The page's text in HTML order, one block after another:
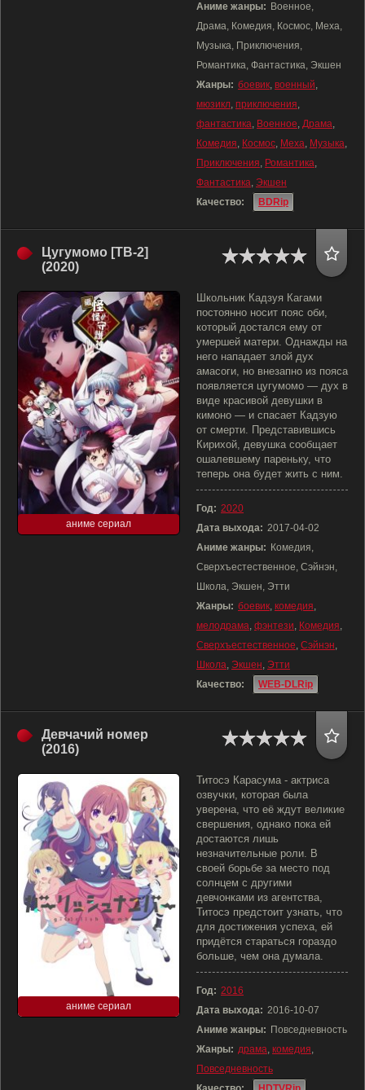
Аниме жанры: Военное,
Драма, Комедия, Космос, Меха,
Музыка, Приключения,
Романтика, Фантастика, Экшен
Жанры: боевик, военный,
мюзикл, приключения,
фантастика, Военное, Драма,
Комедия, Космос, Меха, Музыка,
Приключения, Романтика,
Фантастика, Экшен
Качество:
BDRip
Цугумомо [ТВ-2]
(2020)
аниме сериал
Школьник Кадзуя Кагами
постоянно носит пояс оби,
который достался ему от
умершей матери. Однажды на
него нападает злой дух
амасоги, но внезапно из пояса
появляется цугумомо — дух в
виде красивой девушки в
кимоно — и спасает Кадзую
от смерти. Представившись
Кирихой, девушка сообщает
ошалевшему пареньку, что
теперь она будет жить с ним.
Год: 2020
Дата выхода: 2017-04-02
Аниме жанры: Комедия,
Сверхъестественное, Сэйнэн,
Школа, Экшен, Этти
Жанры: боевик, комедия,
мелодрама, фэнтези, Комедия,
Сверхъестественное, Сэйнэн,
Школа, Экшен, Этти
Качество:
WEB-DLRip
Девчачий номер
(2016)
аниме сериал
Титосэ Карасума - актриса
озвучки, которая была
уверена, что её ждут великие
свершения, однако пока ей
достаются лишь
незначительные роли. В
своей борьбе за место под
солнцем с другими
девчонками из агентства,
Титосэ предстоит узнать, что
для достижения успеха, ей
придётся стараться гораздо
больше, чем она думала.
Год: 2016
Дата выхода: 2016-10-07
Аниме жанры: Повседневность
Жанры: драма, комедия,
Повседневность